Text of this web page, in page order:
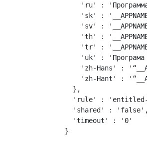
'ru' :
'sk' :
'sv' :
'th' :
'tr' :
'uk' :
'zh-Hans' :
'zh-Hant' :
  },
'rule' :
  'shared' : 'false',
  'timeout' : '0'